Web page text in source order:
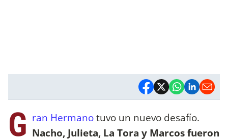
G ran Hermanotuvo un nuevo desafío.
Nacho, Julieta, La Tora y Marcos fueron